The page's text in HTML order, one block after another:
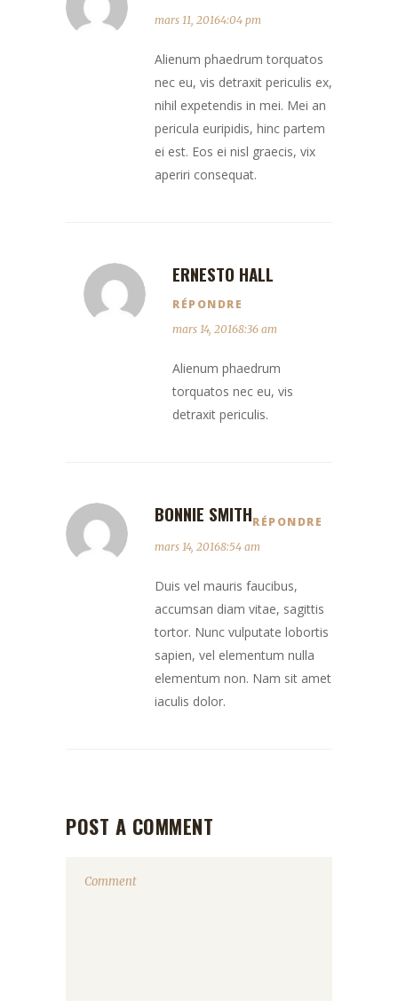
mars 11, 20164:04 pm
Alienum phaedrum torquatos
nec eu, vis detraxit periculis ex,
nihil expetendis in mei. Mei an
pericula euripidis, hinc partem
ei est. Eos ei nisl graecis, vix
aperiri consequat.
ERNESTO HALL
RÉPONDRE
mars 14, 20168:36 am
Alienum phaedrum
torquatos nec eu, vis
detraxit periculis.
BONNIE SMITHRÉPONDRE
mars 14, 20168:54 am
Duis vel mauris faucibus,
accumsan diam vitae, sagittis
tortor. Nunc vulputate lobortis
sapien, vel elementum nulla
elementum non. Nam sit amet
iaculis dolor.
POST A COMMENT